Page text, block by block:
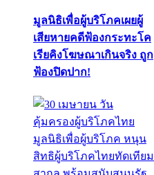
มูลนิธิเพื่อผู้บริโภคเผยผู้
เสียหายคดีฟ้องกระทะโค
เรียคิงโฆษณาเกินจริง ถูก
ฟ้องปิดปาก!